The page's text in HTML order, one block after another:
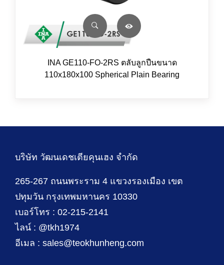
INA GE110-FO-2RS ตลับลูกปืนขนาด
110x180x100 Spherical Plain Bearing
บริษัท วัฒนเดชเตียคุนเฮง จำกัด
265-267 ถนนพระราม 4 แขวงรองเมือง เขต
ปทุมวัน กรุงเทพมหานคร 10330
เบอร์โทร : 02-215-2141
ไลน์ : @tkh1974
อีเมล : sales@teokhunheng.com